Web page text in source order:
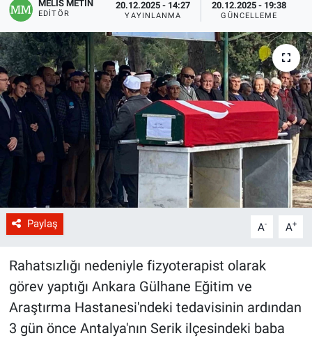
MELİS METİN
EDITÖR
20.12.2025 - 14:27
YAYINLANMA
20.12.2025 - 19:38
GÜNCELLEME
Paylaş A- A+
Rahatsızlığı nedeniyle fizyoterapist olarak
görev yaptığı Ankara Gülhane Eğitim ve
Araştırma Hastanesi'ndeki tedavisinin ardından
3 gün önce Antalya'nın Serik ilçesindeki baba